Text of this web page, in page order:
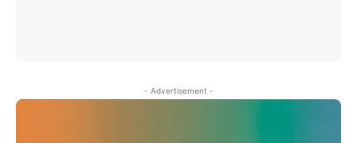
- Advertisement -